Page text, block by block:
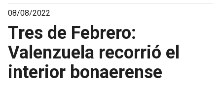
08/08/2022
Tres de Febrero:
Valenzuela recorrió el
interior bonaerense